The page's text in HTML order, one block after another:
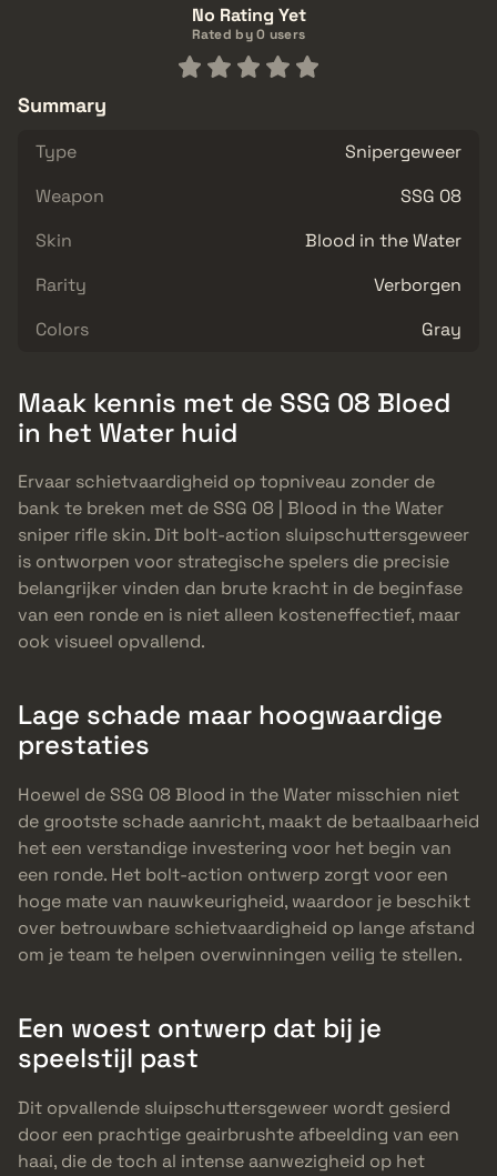
No Rating Yet
Rated by 0 users
Summary
Type
Snipergeweer
Weapon
SSG 08
Skin
Blood in the Water
Rarity
Verborgen
Colors
Gray
Maak kennis met de SSG 08 Bloed
in het Water huid
Ervaar schietvaardigheid op topniveau zonder de
bank te breken met de SSG 08 | Blood in the Water
sniper rifle skin. Dit bolt-action sluipschuttersgeweer
is ontworpen voor strategische spelers die precisie
belangrijker vinden dan brute kracht in de beginfase
van een ronde en is niet alleen kosteneffectief, maar
ook visueel opvallend.
Lage schade maar hoogwaardige
prestaties
Hoewel de SSG 08 Blood in the Water misschien niet
de grootste schade aanricht, maakt de betaalbaarheid
het een verstandige investering voor het begin van
een ronde. Het bolt-action ontwerp zorgt voor een
hoge mate van nauwkeurigheid, waardoor je beschikt
over betrouwbare schietvaardigheid op lange afstand
om je team te helpen overwinningen veilig te stellen.
Een woest ontwerp dat bij je
speelstijl past
Dit opvallende sluipschuttersgeweer wordt gesierd
door een prachtige geairbrushte afbeelding van een
haai, die de toch al intense aanwezigheid op het